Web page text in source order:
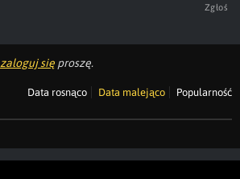
Zgłoś
zaloguj się proszę.
Data rosnąco Data malejąco Popularność